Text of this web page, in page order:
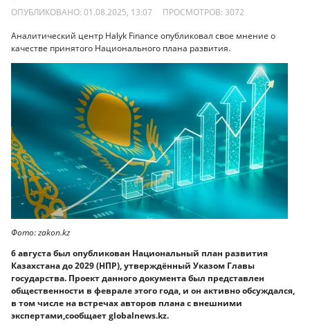
ОПУБЛИКОВАНО: 01.08.2025, 13:07 ПРОСМОТРОВ: 3072
Аналитический центр Halyk Finance опубликовал свое мнение о
качестве принятого Национального плана развития.
Фото: zakon.kz
6 августа был опубликован Национальный план развития
Казахстана до 2029 (НПР), утверждённый Указом Главы
государства. Проект данного документа был представлен
общественности в феврале этого года, и он активно обсуждался,
в том числе на встречах авторов плана с внешними
экспертами,сообщает globalnews.kz.